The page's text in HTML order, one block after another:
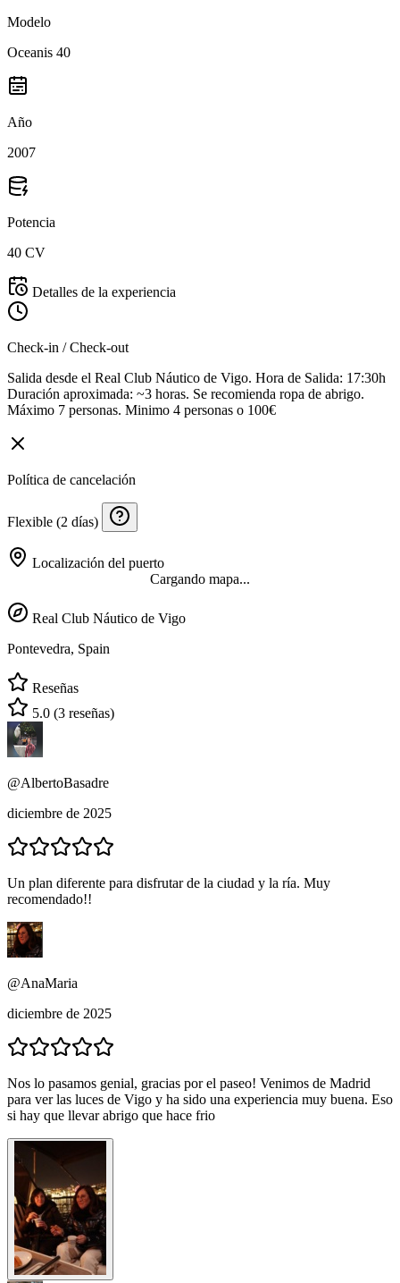
Modelo
Oceanis 40
Año
2007
Potencia
40 CV
Detalles de la experiencia
Check-in / Check-out
Salida desde el Real Club Náutico de Vigo. Hora de Salida: 17:30h
Duración aproximada: ~3 horas. Se recomienda ropa de abrigo.
Máximo 7 personas. Minimo 4 personas o 100€
Política de cancelación
Flexible (2 días)
Localización del puerto
Cargando mapa...
Real Club Náutico de Vigo
Pontevedra, Spain
Reseñas
5.0 (3 reseñas)
@AlbertoBasadre
diciembre de 2025
Un plan diferente para disfrutar de la ciudad y la ría. Muy
recomendado!!
@AnaMaria
diciembre de 2025
Nos lo pasamos genial, gracias por el paseo! Venimos de Madrid
para ver las luces de Vigo y ha sido una experiencia muy buena. Eso
si hay que llevar abrigo que hace frio